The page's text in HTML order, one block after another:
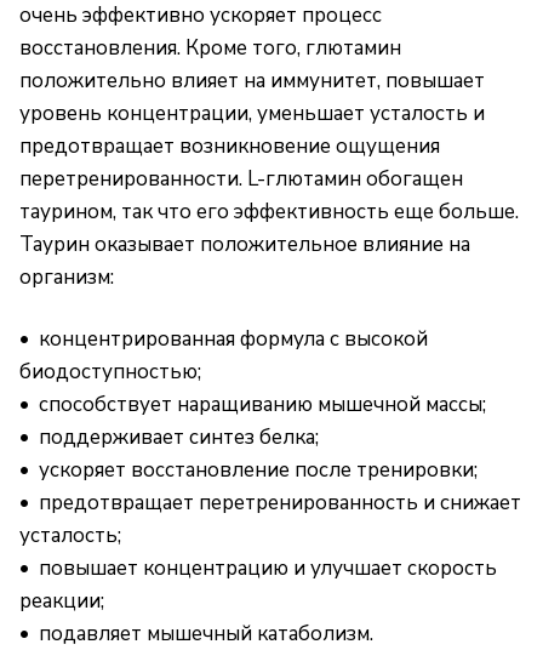
очень эффективно ускоряет процесс
восстановления. Кроме того, глютамин
положительно влияет на иммунитет, повышает
уровень концентрации, уменьшает усталость и
предотвращает возникновение ощущения
перетренированности. L-глютамин обогащен
таурином, так что его эффективность еще больше.
Таурин оказывает положительное влияние на
организм:
• концентрированная формула с высокой
биодоступностью;
• способствует наращиванию мышечной массы;
• поддерживает синтез белка;
• ускоряет восстановление после тренировки;
• предотвращает перетренированность и снижает
усталость;
• повышает концентрацию и улучшает скорость
реакции;
• подавляет мышечный катаболизм.